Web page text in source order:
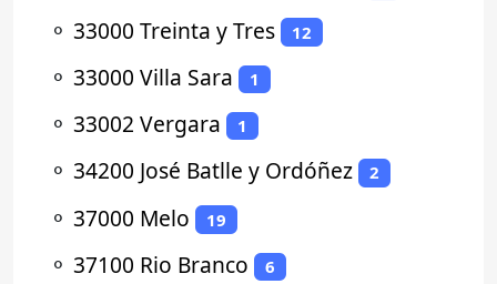
⚬ 33000 Treinta y Tres 12
⚬ 33000 Villa Sara 1
⚬ 33002 Vergara 1
⚬ 34200 José Batlle y Ordóñez 2
⚬ 37000 Melo 19
⚬ 37100 Rio Branco 6